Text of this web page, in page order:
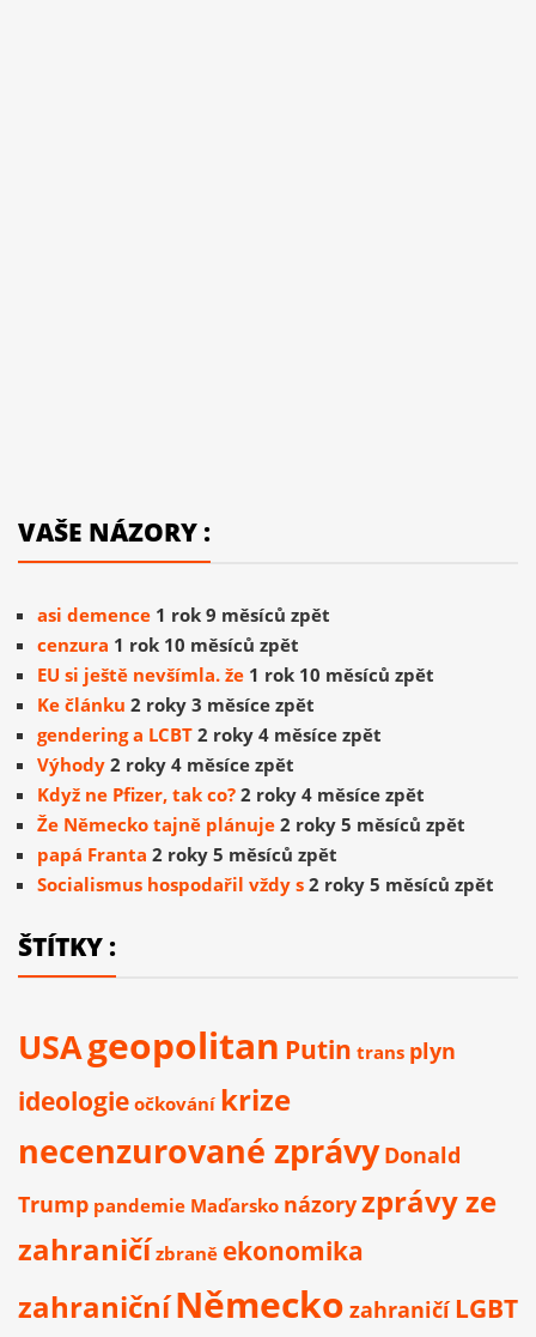
VAŠE NÁZORY :
asi demence 1 rok 9 měsíců zpět
cenzura 1 rok 10 měsíců zpět
EU si ještě nevšímla. že 1 rok 10 měsíců zpět
Ke článku 2 roky 3 měsíce zpět
gendering a LCBT 2 roky 4 měsíce zpět
Výhody 2 roky 4 měsíce zpět
Když ne Pfizer, tak co? 2 roky 4 měsíce zpět
Že Německo tajně plánuje 2 roky 5 měsíců zpět
papá Franta 2 roky 5 měsíců zpět
Socialismus hospodařil vždy s 2 roky 5 měsíců zpět
ŠTÍTKY :
USAgeopolitan Putin trans plyn
ideologie očkování krize
necenzurované zprávy Donald
Trump pandemie Maďarsko názoryzprávy ze
zahraničí zbraně ekonomika
zahraničníNěmecko zahraničí LGBT